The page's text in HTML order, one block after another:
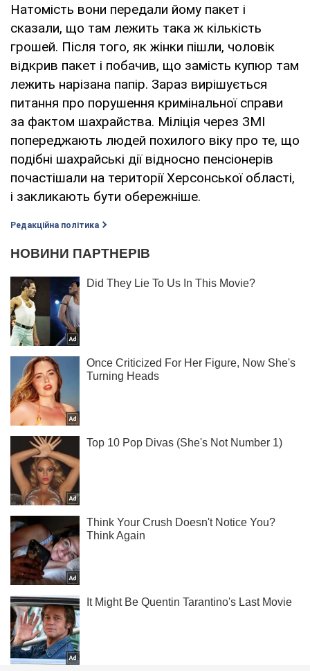
Натомість вони передали йому пакет і
сказали, що там лежить така ж кількість
грошей. Після того, як жінки пішли, чоловік
відкрив пакет і побачив, що замість купюр там
лежить нарізана папір. Зараз вирішується
питання про порушення кримінальної справи
за фактом шахрайства. Міліція через ЗМІ
попереджають людей похилого віку про те, що
подібні шахрайські дії відносно пенсіонерів
почастішали на території Херсонської області,
і закликають бути обережніше.
Редакційна політика